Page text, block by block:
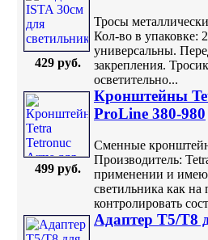
429 руб.
Тросы
Кол-во в упаковке:
универсальны.
закрепления.
осветительно...
499 руб.
Кронштейны
ProLine 380-980
Сменные
Производитель:
применении и
светильника как на
контролировать
Адаптер Т5/Т8